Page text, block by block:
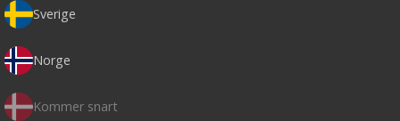
Sverige
Norge
Kommer snart